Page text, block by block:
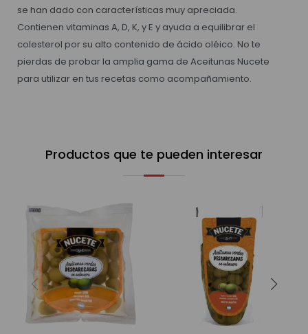
se han dado con características muy apreciada.
Contienen vitaminas A, D, K, y E y ayuda a equilibrar el
colesterol por su alto contenido de ácido oléico. No te
pierdas de probar la amplia gama de Aceitunas Nucete
para utilizar en tus recetas como acompañamiento.
Productos que te pueden interesar